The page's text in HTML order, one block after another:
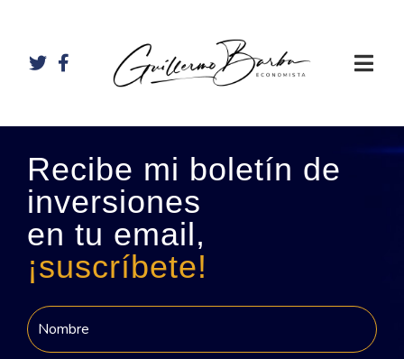
Recibe mi boletín de
inversiones
en tu email,
¡suscríbete!